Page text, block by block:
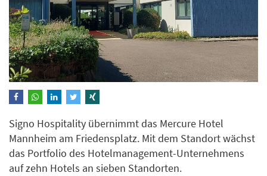
Signo Hospitality übernimmt das Mercure Hotel
Mannheim am Friedensplatz. Mit dem Standort wächst
das Portfolio des Hotelmanagement-Unternehmens
auf zehn Hotels an sieben Standorten.